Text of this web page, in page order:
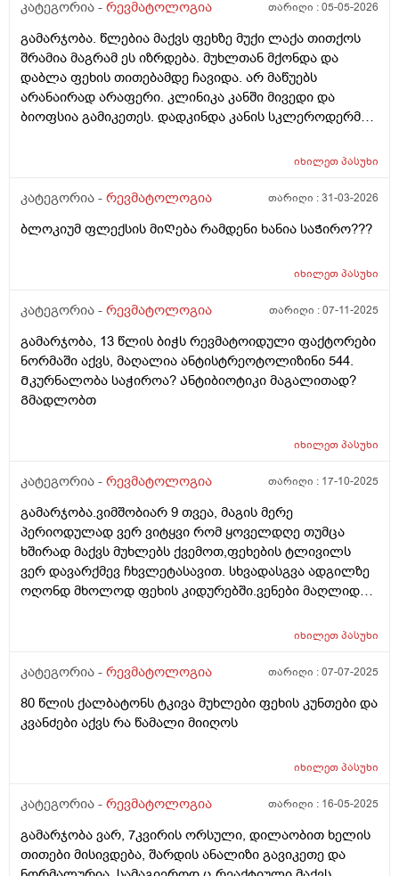
metkina fexi da iseti grdznoba mqonda rom pexze racmaqvs
gadaxveuli ukan wavida titqoso aseve didxan ert adgilas ar
shemidzlia wola da arc dgoma imotoro meoredgea daukve
jdoma da calpexit siarulit yavarjnitac davigale ukve da
sakmaod damglelloa da xshirad vdgebi da ro davdivar da an
vwevar da vdgebi momentebshi pexi mitokavs da davijero
ტოქსივენოლი, ბიენზა, კალციმესი, რაბელოკი . და ეს
ყველაფერი მიᲨველის ფეხზე? Თან ესე მეუბნევა
მინიმუმ 3-4კვირა სახლᲨი უნდა იყოვო და Ძალიან
Თუარა 3-4კვირა რაᲗ უნდა Ძალიან მტკივა ფეხს ვერც
მარცხენა მარჯვენა მხარეს ვერ ვწევ ვერ მაᲦლა
დაბლა და ვერც ᲗიᲗებს ვატოკებ . რენტგენი
3მხრიდან გადამიᲦო ფეხზე .
კატეგორია - რევმატოლოგია თარიღი :05-05-2026
გამარჯობა. წლებია მაქვს ფეხზე მუქი ლაქა თითქოს
შრამია მაგრამ ეს იზრდება. მუხლთან მქონდა და
დაბლა ფეხის თითებამდე ჩავიდა. არ მაწუებს
არანაირად არაფერი. კლინიკა კანში მივედი და
ბიოფსია გამიკეთეს. დადკინდა კანის სკლეროდერმია.
შეიძლება შემდეგ მეტოტრექსატი დაგინიშნოვო.
შინაგანი ორგანოები არაფერი გამიკონტროლებია.
ოყო.
იხილეთპასუხი
კატეგორია - რევმატოლოგია თარიღი :31-03-2026
ბლოკიუმ ფლექსის მიᲦება რამდენი ხანია საᲭირო???
იხილეთპასუხი
კატეგორია - რევმატოლოგია თარიღი :07-11-2025
გამარჯობა, 13 წლის ბიჭს რევმატოიდული ფაქტორები
ნორმაში აქვს, მაღალია ანტისტრეოტოლიზინი 544.
Მკურნალობა საჭიროა? Ანტიბიოტიკი მაგალითად?
Გმადლობთ
იხილეთპასუხი
კატეგორია - რევმატოლოგია თარიღი : 17-10-2025
გამარჯობა.ვიმშობიარ 9 თვეა, მაგის მერე
პერიოდულად ვერ ვიტყვი რომ ყოველდღე თუმცა
ხშირად მაქვს მუხლებს ქვემოთ,ფეხების ტლივილს
ვერ დავარქმევ ჩხვლეტასავით. სხვადასგვა ადგილზე
ოღონდ მხოლოდ ფეხის კიდურებში.ვენები მაღლიდან
იხილეთპასუხი
კატეგორია - რევმატოლოგია თარიღი :07-07-2025
80 წლის ქალბატონს ტკივა მუხლები ფეხის კუნთები და
კვანძები აქვს რა წამალი მიიღოს
იხილეთპასუხი
კატეგორია - რევმატოლოგია თარიღი : 16-05-2025
გამარჯობა ვარ, 7კვირის ორსული, დილაობით ხელის
თითები მისივდება, შარდის ანალიზი გავიკეთე და